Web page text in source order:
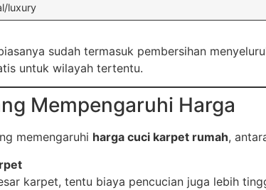
luxury
sudah termasuk pembersihan
untuk wilayah tertentu.
Mempengaruhi Harga
memengaruhi harga cuci karpet rumah,
karpet, tentu biaya pencucian juga lebih